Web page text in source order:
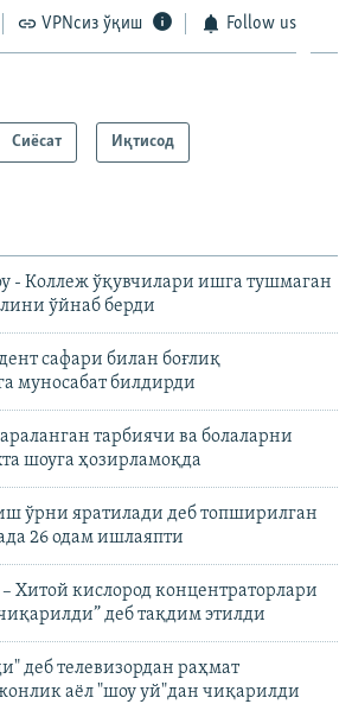
VPNсиз ўқиш Follow us
Сиёсат Иқтисод
- Коллеж ўқувчилари ишга тушмаган
ўйнаб берди
сафари билан боғлиқ
муносабат билдирди
тарбиячи ва болаларни
шоуга ҳозирламоқда
ўрни яратилади деб топширилган
26 одам ишлаяпти
Хитой кислород концентраторлари
деб тақдим этилди
деб телевизордан раҳмат
аëл "шоу уй"дан чиқарилди